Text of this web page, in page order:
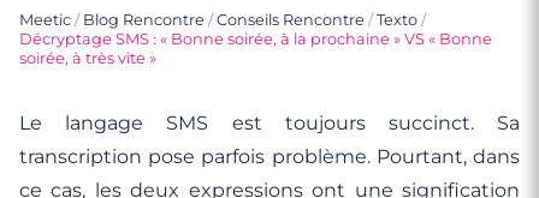
Meetic / Blog Rencontre /Conseils Rencontre /Texto /
Décryptage SMS : « Bonne soirée, à la prochaine » VS « Bonne
soirée, à très vite »
Le langage SMS est toujours succinct. Sa
transcription pose parfois problème. Pourtant, dans
ce cas, les deux expressions ont une signification